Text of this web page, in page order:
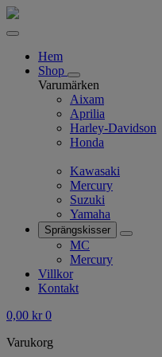
Hem
Shop
Varumärken
Aixam
Aprilia
Harley-Davidson
Honda
Kawasaki
Mercury
Suzuki
Yamaha
Sprängskisser
MC
Mercury
Villkor
Kontakt
0,00 kr 0
Varukorg